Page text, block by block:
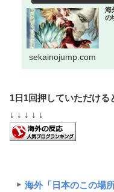
海
の
sekainojump.com
1日1回押していただける
↓ ↓ ↓ ↓ ↓
海外「日本のこの場